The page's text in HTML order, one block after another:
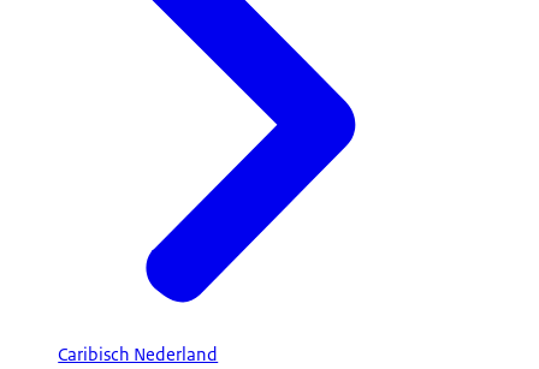
Caribisch Nederland